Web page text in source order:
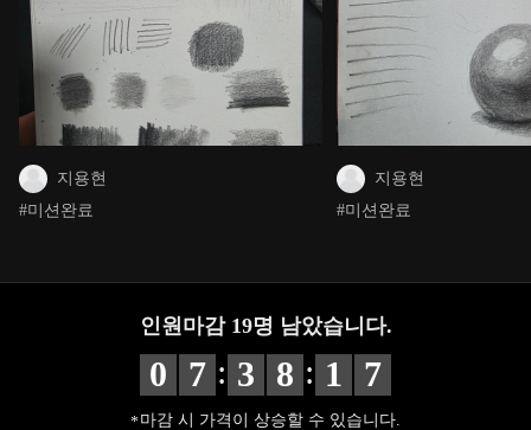
지용현
#미션완료
지용현
#미션완료
인원마감 19명 남았습니다.
0 7 : 3 8 : 1 7
마감 시 가격이 상승할 수 있습니다.